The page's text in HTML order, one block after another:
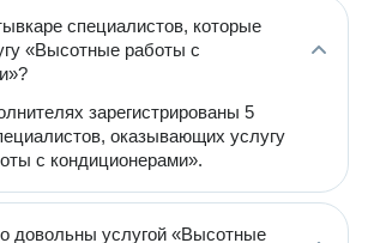
специалистов, которые
«Высотные работы с
зарегистрированы 5
оказывающих услугу
с кондиционерами».
довольны услугой «Высотные